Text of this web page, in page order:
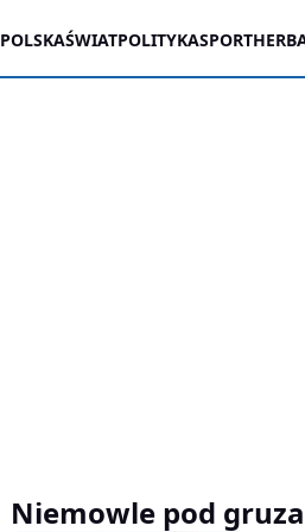
POLSKAŚWIATPOLITYKASPORT
niemowle pod